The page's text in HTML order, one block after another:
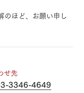
のほど、お願い申し
せ先
3346-4649